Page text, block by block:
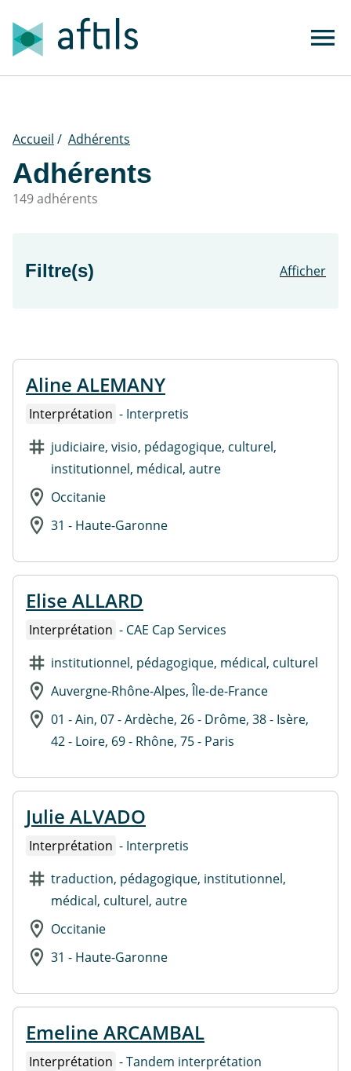
Accueil / Adhérents
Adhérents
149 adhérents
Filtre(s) Afficher
Aline ALEMANY
Interprétation - Interpretis
judiciaire, visio, pédagogique, culturel,
institutionnel, médical, autre
Occitanie
31 - Haute-Garonne
Elise ALLARD
Interprétation - CAE Cap Services
institutionnel, pédagogique, médical, culturel
Auvergne-Rhône-Alpes, Île-de-France
01 - Ain, 07 - Ardèche, 26 - Drôme, 38 - Isère,
42 - Loire, 69 - Rhône, 75 - Paris
Julie ALVADO
Interprétation - Interpretis
traduction, pédagogique, institutionnel,
médical, culturel, autre
Occitanie
31 - Haute-Garonne
Emeline ARCAMBAL
Interprétation - Tandem interprétation